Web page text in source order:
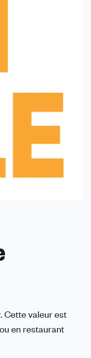
Cette valeur est
en restaurant